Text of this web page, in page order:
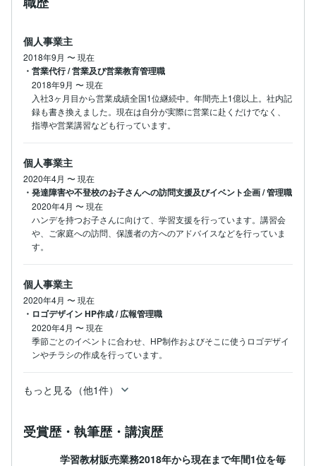
個人事業主
2018年9月 〜現在
・営業代行 / 営業及び営業教育管理職
2018年9月 〜現在
入社3ヶ月目から営業成績全国1位継続中。年間売上1億以上。社内記
録も書き換えました。現在は自分が実際に営業に赴くだけでなく、
指導や営業講習なども行っています。
個人事業主
2020年4月 〜現在
・発達障害や不登校のお子さんへの訪問支援及びイベント企画 / 管理職
2020年4月 〜現在
ハンデを持つお子さんに向けて、学習支援を行っています。講習会
や、ご家庭への訪問、保護者の方へのアドバイスなどを行っていま
す。
個人事業主
2020年4月 〜現在
・ロゴデザイン HP作成 / 広報管理職
2020年4月 〜現在
季節ごとのイベントに合わせ、HP制作およびそこに使うロゴデザイ
ンやチラシの作成を行っています。
もっと見る（他1件）
受賞歴・執筆歴・講演歴
学習教材販売業務2018年から現在まで年間1位を毎